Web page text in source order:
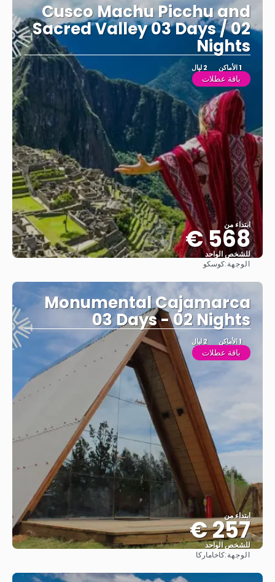
Cusco Machu Picchu and
Sacred Valley 03 Days / 02
Nights
1 الأماكن 2 ليال
باقة عطلات
ابتداء من
568 €
للشخص الواحد
الوجهة:كوسكو
Monumental Cajamarca
03 Days - 02 Nights
1 الأماكن 2 ليال
باقة عطلات
ابتداء من
257 €
للشخص الواحد
الوجهة:كاخاماركا